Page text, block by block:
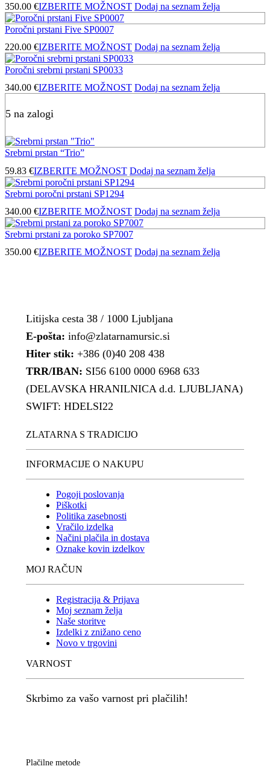
350.00 €IZBERITE MOŽNOST Dodaj na seznam želja
Poročni prstani Five SP0007
220.00 €IZBERITE MOŽNOST Dodaj na seznam želja
Poročni srebrni prstani SP0033
340.00 €IZBERITE MOŽNOST Dodaj na seznam želja
5 na zalogi
Srebrni prstan “Trio”
59.83 €IZBERITE MOŽNOST Dodaj na seznam želja
Srebrni poročni prstani SP1294
340.00 €IZBERITE MOŽNOST Dodaj na seznam želja
Srebrni prstani za poroko SP7007
350.00 €IZBERITE MOŽNOST Dodaj na seznam želja
Litijska cesta 38 / 1000 Ljubljana
E-pošta: info@zlatarnamursic.si
Hiter stik: +386 (0)40 208 438
TRR/IBAN: SI56 6100 0000 6968 633
(DELAVSKA HRANILNICA d.d. LJUBLJANA)
SWIFT: HDELSI22
ZLATARNA S TRADICIJO
INFORMACIJE O NAKUPU
Pogoji poslovanja
Piškotki
Politika zasebnosti
Vračilo izdelka
Načini plačila in dostava
Oznake kovin izdelkov
MOJ RAČUN
Registracija & Prijava
Moj seznam želja
Naše storitve
Izdelki z znižano ceno
Novo v trgovini
VARNOST
Skrbimo za vašo varnost pri plačilih!
Plačilne metode